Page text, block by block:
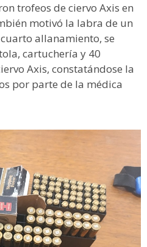
trofeos de ciervo Axis en
motivó la labra de un
allanamiento, se
cartuchería y 40
Axis, constatándose la
por parte de la médica